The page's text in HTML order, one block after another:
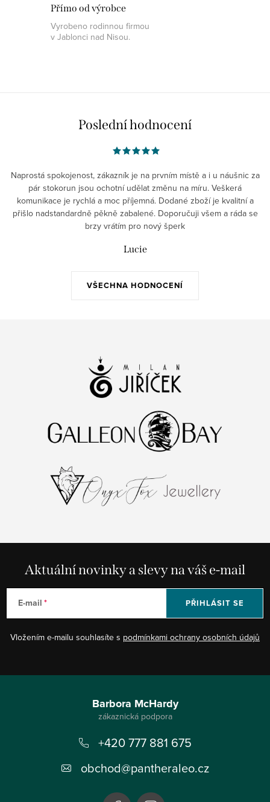
Přímo od výrobce
Vyrobeno rodinnou firmou
v Jablonci nad Nisou.
Poslední hodnocení
VŠECHNA HODNOCENÍ
Naprostá spokojenost, zákazník je na prvním místě a i u náušnic za
pár stokorun jsou ochotní udělat změnu na míru. Veškerá
komunikace je rychlá a moc příjemná. Dodané zboží je kvalitní a
přišlo nadstandardně pěkně zabalené. Doporučuji všem a ráda se
brzy vrátím pro nový šperk
Lucie
Aktuální novinky a slevy na váš e-mail
E-mail
Vložením e-mailu souhlasíte s podmínkami ochrany osobních údajů
PŘIHLÁSIT SE
Barbora McHardy
+420 777 881 675
obchod@pantheraleo.cz